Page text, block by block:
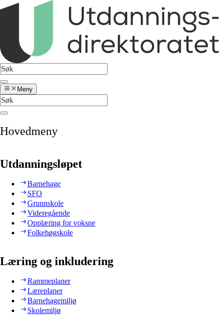
Meny
Hovedmeny
Utdanningsløpet
Barnehage
SFO
Grunnskole
Videregående
Opplæring for voksne
Folkehøgskole
Læring og inkludering
Rammeplaner
Læreplaner
Barnehagemiljø
Skolemiljø